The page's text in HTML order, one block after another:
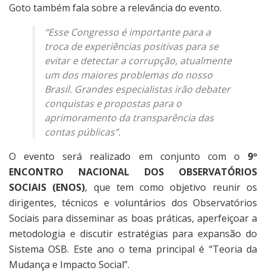
Goto também fala sobre a relevância do evento.
“Esse Congresso é importante para a
troca de experiências positivas para se
evitar e detectar a corrupção, atualmente
um dos maiores problemas do nosso
Brasil. Grandes especialistas irão debater
conquistas e propostas para o
aprimoramento da transparência das
contas públicas”.
O evento será realizado em conjunto com o 9º
ENCONTRO NACIONAL DOS OBSERVATÓRIOS
SOCIAIS (ENOS), que tem como objetivo reunir os
dirigentes, técnicos e voluntários dos Observatórios
Sociais para disseminar as boas práticas, aperfeiçoar a
metodologia e discutir estratégias para expansão do
Sistema OSB. Este ano o tema principal é “Teoria da
Mudança e Impacto Social”.